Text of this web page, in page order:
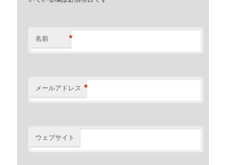
名前 *
メールアドレス *
ウェブサイト